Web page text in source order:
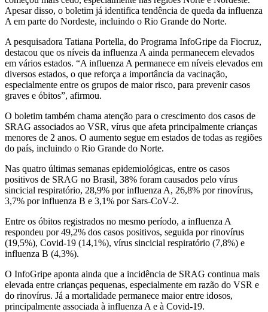
Apesar disso, o boletim já identifica tendência de queda da influenza
A em parte do Nordeste, incluindo o Rio Grande do Norte.
A pesquisadora Tatiana Portella, do Programa InfoGripe da Fiocruz,
destacou que os níveis da influenza A ainda permanecem elevados
em vários estados. “A influenza A permanece em níveis elevados em
diversos estados, o que reforça a importância da vacinação,
especialmente entre os grupos de maior risco, para prevenir casos
graves e óbitos”, afirmou.
O boletim também chama atenção para o crescimento dos casos de
SRAG associados ao VSR, vírus que afeta principalmente crianças
menores de 2 anos. O aumento segue em estados de todas as regiões
do país, incluindo o Rio Grande do Norte.
Nas quatro últimas semanas epidemiológicas, entre os casos
positivos de SRAG no Brasil, 38% foram causados pelo vírus
sincicial respiratório, 28,9% por influenza A, 26,8% por rinovírus,
3,7% por influenza B e 3,1% por Sars-CoV-2.
Entre os óbitos registrados no mesmo período, a influenza A
respondeu por 49,2% dos casos positivos, seguida por rinovírus
(19,5%), Covid-19 (14,1%), vírus sincicial respiratório (7,8%) e
influenza B (4,3%).
O InfoGripe aponta ainda que a incidência de SRAG continua mais
elevada entre crianças pequenas, especialmente em razão do VSR e
do rinovírus. Já a mortalidade permanece maior entre idosos,
principalmente associada à influenza A e à Covid-19.